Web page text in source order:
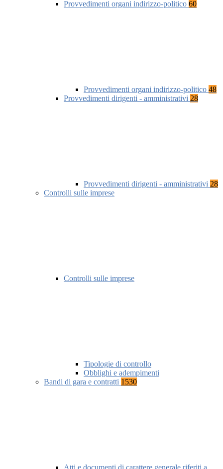
Provvedimenti organi indirizzo-politico 60
Provvedimenti organi indirizzo-politico 48
Provvedimenti dirigenti - amministrativi 28
Provvedimenti dirigenti - amministrativi 28
Controlli sulle imprese
Controlli sulle imprese
Tipologie di controllo
Obblighi e adempimenti
Bandi di gara e contratti 1530